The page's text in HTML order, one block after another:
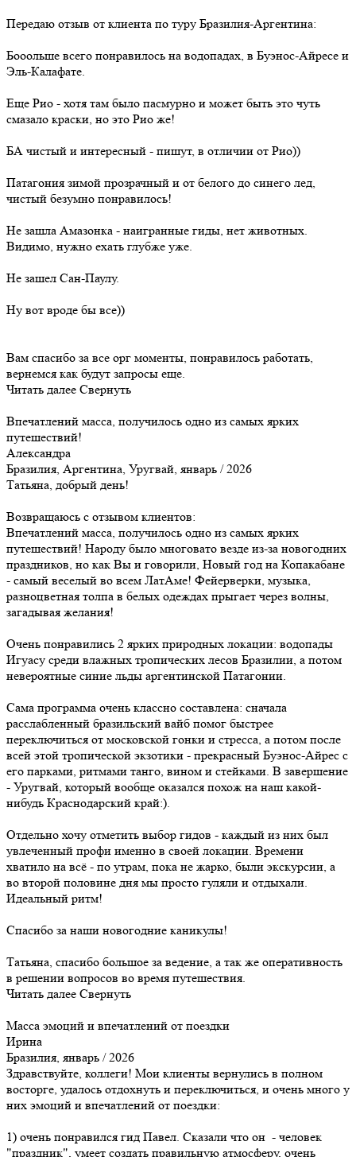
Передаю отзыв от клиента по туру Бразилия-Аргентина:
Бооольше всего понравилось на водопадах, в Буэнос-Айресе и
Эль-Калафате.
Еще Рио - хотя там было пасмурно и может быть это чуть
смазало краски, но это Рио же!
БА чистый и интересный - пишут, в отличии от Рио))
Патагония зимой прозрачный и от белого до синего лед,
чистый безумно понравилось!
Не зашла Амазонка - наигранные гиды, нет животных.
Видимо, нужно ехать глубже уже.
Не зашел Сан-Паулу.
Ну вот вроде бы все))
Вам спасибо за все орг моменты, понравилось работать,
вернемся как будут запросы еще.
Читать далее Свернуть
Впечатлений масса, получилось одно из самых ярких
путешествий!
Александра
Бразилия, Аргентина, Уругвай, январь / 2026
Татьяна, добрый день!
Возвращаюсь с отзывом клиентов:
Впечатлений масса, получилось одно из самых ярких
путешествий! Народу было многовато везде из-за новогодних
праздников, но как Вы и говорили, Новый год на Копакабане
- самый веселый во всем ЛатАме! Фейерверки, музыка,
разноцветная толпа в белых одеждах прыгает через волны,
загадывая желания!
Очень понравились 2 ярких природных локации: водопады
Игуасу среди влажных тропических лесов Бразилии, а потом
невероятные синие льды аргентинской Патагонии.
Сама программа очень классно составлена: сначала
расслабленный бразильский вайб помог быстрее
переключиться от московской гонки и стресса, а потом после
всей этой тропической экзотики - прекрасный Буэнос-Айрес с
его парками, ритмами танго, вином и стейками. В завершение
- Уругвай, который вообще оказался похож на наш какой-
нибудь Краснодарский край:).
Отдельно хочу отметить выбор гидов - каждый из них был
увлеченный профи именно в своей локации. Времени
хватило на всё - по утрам, пока не жарко, были экскурсии, а
во второй половине дня мы просто гуляли и отдыхали.
Идеальный ритм!
Спасибо за наши новогодние каникулы!
Татьяна, спасибо большое за ведение, а так же оперативность
в решении вопросов во время путешествия.
Читать далее Свернуть
Масса эмоций и впечатлений от поездки
Ирина
Бразилия, январь / 2026
Здравствуйте, коллеги! Мои клиенты вернулись в полном
восторге, удалось отдохнуть и переключиться, и очень много у
них эмоций и впечатлений от поездки:
1) очень понравился гид Павел. Сказали что он - человек
"праздник", умеет создать правильную атмосферу, очень